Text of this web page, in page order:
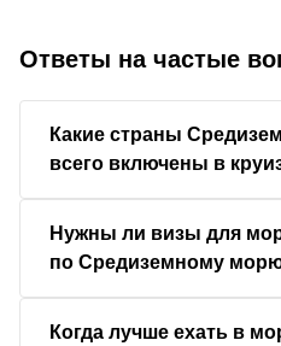
Ответы на частые
Какие страны
всего включены в
Нужны ли визы для
по Средиземному
Когда лучше ехать в